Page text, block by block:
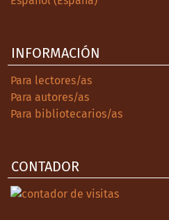
INFORMACIÓN
Para lectores/as
Para autores/as
Para bibliotecarios/as
CONTADOR